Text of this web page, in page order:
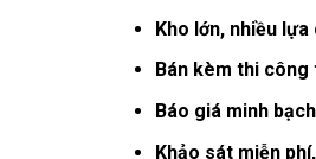
Kho lớn, nhiều lựa
Bán kèm thi
Báo giá minh
Khảo sát miễn